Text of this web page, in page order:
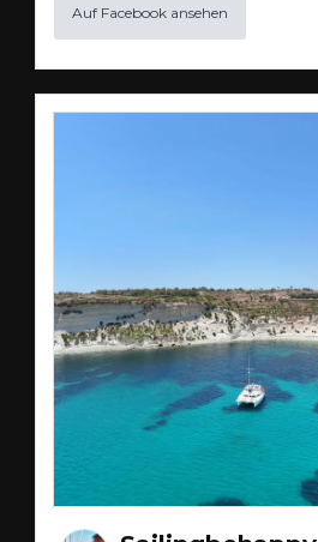
Auf Facebook ansehen